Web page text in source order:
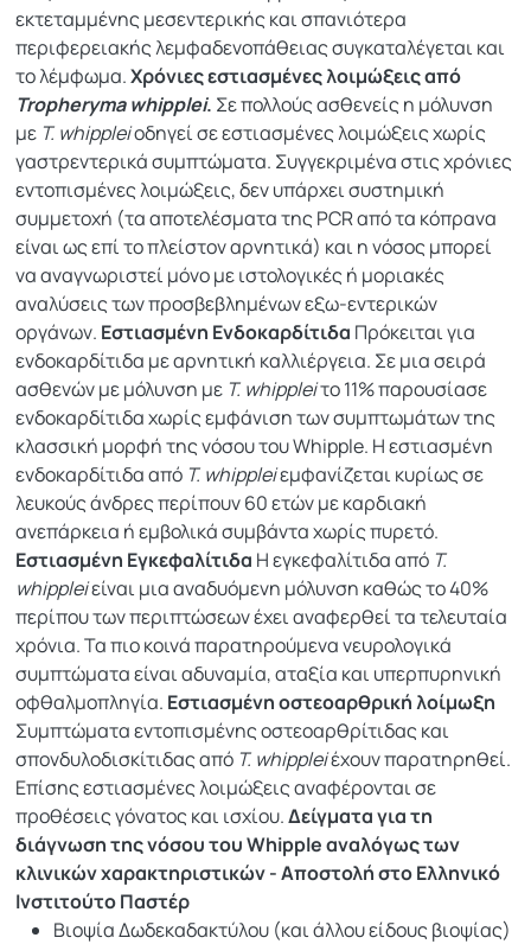
εκτεταμμένης μεσεντερικής και σπανιότερα
περιφερειακής λεμφαδενοπάθειας συγκαταλέγεται και
το λέμφωμα.Χρόνιες εστιασμένες λοιμώξεις από
Tropheryma whipplei. Σε πολλούς ασθενείς η μόλυνση
με T. whippleiοδηγεί σε εστιασμένες λοιμώξεις χωρίς
γαστρεντερικά συμπτώματα. Συγγεκριμένα στις χρόνιες
εντοπισμένες λοιμώξεις, δεν υπάρχει συστημική
συμμετοχή (τα αποτελέσματα της PCR από τα κόπρανα
είναι ως επί το πλείστον αρνητικά) και η νόσος μπορεί
να αναγνωριστεί μόνο με ιστολογικές ή μοριακές
αναλύσεις των προσβεβλημένων εξω-εντερικών
οργάνων. Εστιασμένη Ενδοκαρδίτιδα Πρόκειται για
ενδοκαρδίτιδα με αρνητική καλλιέργεια. Σε μια σειρά
ασθενών με μόλυνση με T. whippleiτο 11% παρουσίασε
ενδοκαρδίτιδα χωρίς εμφάνιση των συμπτωμάτων της
κλασσική μορφή της νόσου του Whipple. Η εστιασμένη
ενδοκαρδίτιδα απόT. whippleiεμφανίζεται κυρίως σε
λευκούς άνδρες περίπουν 60 ετών με καρδιακή
ανεπάρκεια ή εμβολικά συμβάντα χωρίς πυρετό.
Εστιασμένη Εγκεφαλίτιδα Η εγκεφαλίτιδα από T.
whippleiείναι μια αναδυόμενη μόλυνση καθώς το 40%
περίπου των περιπτώσεων έχει αναφερθεί τα τελευταία
χρόνια. Τα πιο κοινά παρατηρούμενα νευρολογικά
συμπτώματα είναι αδυναμία, αταξία και υπερπυρηνική
οφθαλμοπληγία. Εστιασμένη οστεοαρθρική λοίμωξη
Συμπτώματα εντοπισμένης οστεοαρθρίτιδας και
σπονδυλοδισκίτιδας από T. whippleiέχουν παρατηρηθεί.
Επίσης εστιασμένες λοιμώξεις αναφέρονται σε
προθέσεις γόνατος και ισχίου.Δείγματα για τη
διάγνωση της νόσου του Whipple αναλόγως των
κλινικών χαρακτηριστικών -Aποστολή στο Ελληνικό
Ινστιτούτο Παστέρ
Βιοψία Δωδεκαδακτύλου (και άλλου είδους βιοψίας)